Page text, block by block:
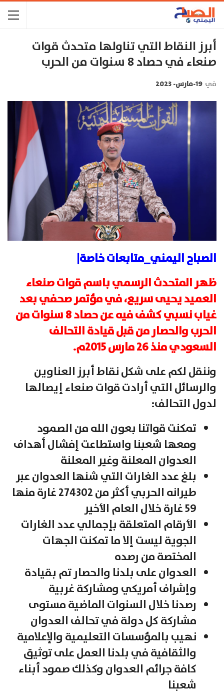
أبرز النقاط التي تناولها متحدث قوات
صنعاء في حصاد 8 سنوات من الحرب
في 19-مارس- 2023
الصباح اليمني_متابعات خاصة|
ظهر المتحدث الرسمي باسم قوات صنعاء
العميد يحيى سريع، في مؤتمر صحفي بعد
غياب نسبي كشف فيه عن حصاد 8 سنوات من
الحرب والحصار من قبل قيادة التحالف
السعودي منذ 26 مارس 2015م.
وننقل لكم على شكل نقاط أبرز العناوين
والرسائل التي أرادت قوات صنعاء إيصالها
لدول التحالف:
تمكنت قواتنا بعون الله من الصمود
ومعها شعبنا واستطاعت إفشال أهداف
العدوان المعلنة وغير المعلنة
بلغ عدد الغارات التي شنها العدوان عبر
طيرانه الحربي أكثر من 274302 غارة منها
59 غارة خلال العام الأخير
الأرقام المتعلقة بإجمالي عدد الغارات
الجوية ليست إلا ما تمكنت الجهات
المختصة من رصده
العدوان على بلدنا والحصار تم بقيادة
وإشراف أمريكي ومشاركة غربية
رصدنا خلال السنوات الماضية مستوى
مشاركة كل دولة في تحالف العدوان
نهيب بالمؤسسات التعليمية والإعلامية
والثقافية في بلدنا العمل على توثيق
كافة جرائم العدوان وكذلك صمود أبناء
شعبنا